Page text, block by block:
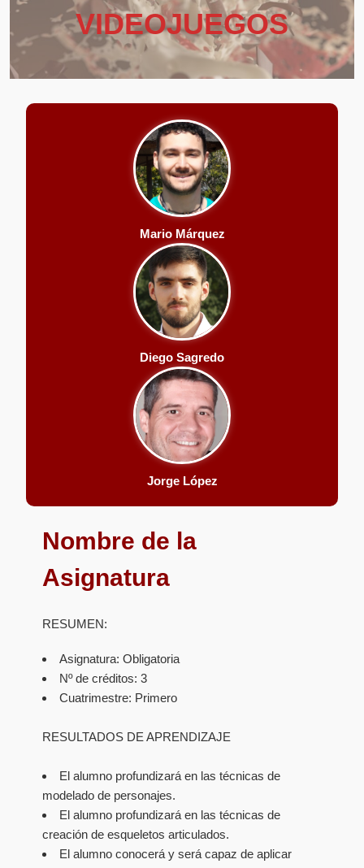
VIDEOJUEGOS
Mario Márquez
Diego Sagredo
Jorge López
Nombre de la
Asignatura
RESUMEN:
Asignatura: Obligatoria
Nº de créditos: 3
Cuatrimestre: Primero
RESULTADOS DE APRENDIZAJE
El alumno profundizará en las técnicas de
modelado de personajes.
El alumno profundizará en las técnicas de
creación de esqueletos articulados.
El alumno conocerá y será capaz de aplicar